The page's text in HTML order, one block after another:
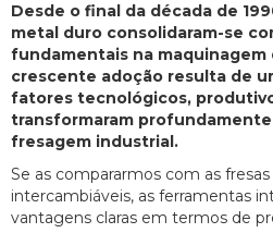
Desde o final da década de
metal duro consolidaram-se
fundamentais na maquinagem
crescente adoção resulta de
fatores tecnológicos,
transformaram
fresagem industrial.
Se as compararmos com as
intercambiáveis, as ferramentas
vantagens claras em termos de